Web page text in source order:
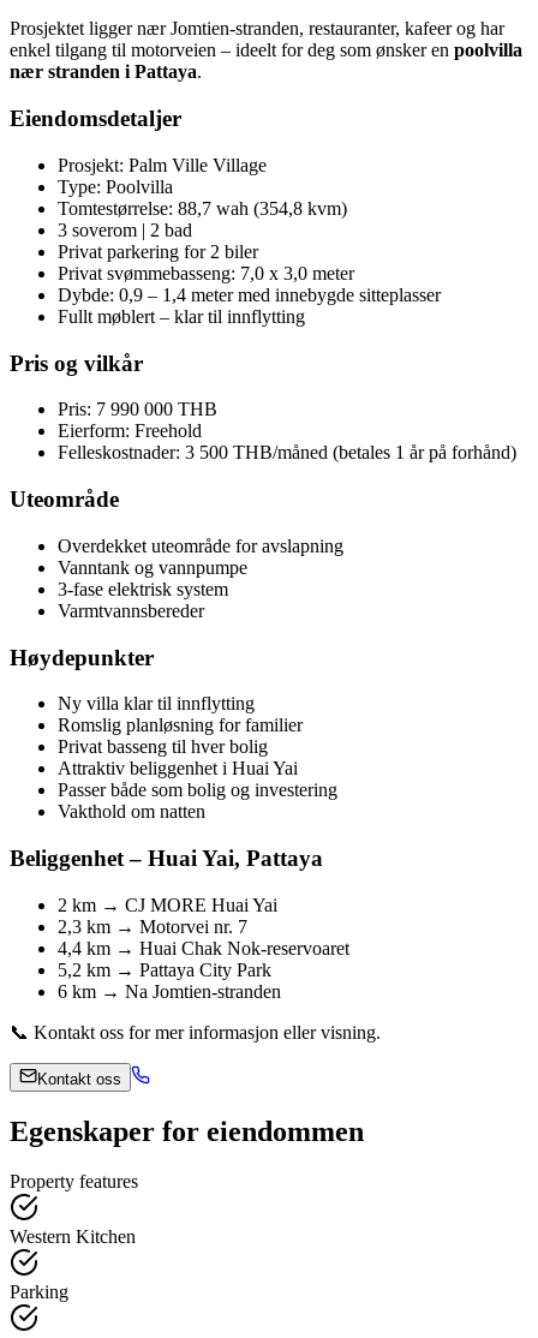
Prosjektet ligger nær Jomtien-stranden, restauranter, kafeer og har
enkel tilgang til motorveien – ideelt for deg som ønsker en poolvilla
nær stranden i Pattaya.
Eiendomsdetaljer
Prosjekt: Palm Ville Village
Type: Poolvilla
Tomtestørrelse: 88,7 wah (354,8 kvm)
3 soverom | 2 bad
Privat parkering for 2 biler
Privat svømmebasseng: 7,0 x 3,0 meter
Dybde: 0,9 – 1,4 meter med innebygde sitteplasser
Fullt møblert – klar til innflytting
Pris og vilkår
Pris: 7 990 000 THB
Eierform: Freehold
Felleskostnader: 3 500 THB/måned (betales 1 år på forhånd)
Uteområde
Overdekket uteområde for avslapning
Vanntank og vannpumpe
3-fase elektrisk system
Varmtvannsbereder
Høydepunkter
Ny villa klar til innflytting
Romslig planløsning for familier
Privat basseng til hver bolig
Attraktiv beliggenhet i Huai Yai
Passer både som bolig og investering
Vakthold om natten
Beliggenhet – Huai Yai, Pattaya
2 km → CJ MORE Huai Yai
2,3 km → Motorvei nr. 7
4,4 km → Huai Chak Nok-reservoaret
5,2 km → Pattaya City Park
6 km → Na Jomtien-stranden
📞 Kontakt oss for mer informasjon eller visning.
Kontakt oss
Egenskaper for eiendommen
Property features
Western Kitchen
Parking